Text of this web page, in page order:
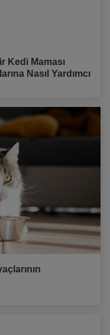
Kedi Maması
Nasıl Yardımcı